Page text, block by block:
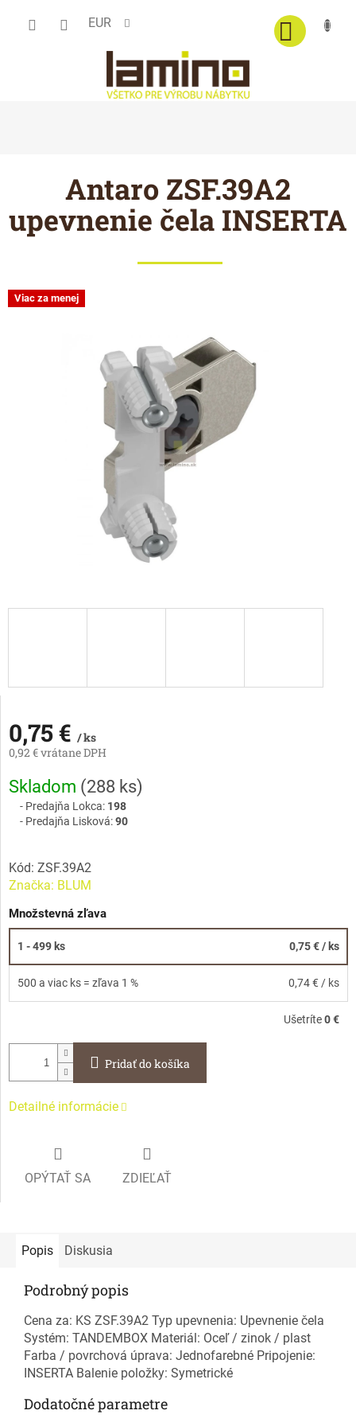
EUR
Antaro ZSF.39A2
upevnenie čela INSERTA
Viac za menej
0,75 € / ks
0,92 € vrátane DPH
Jednotková
cena:
Skladom (288 ks)
Predajňa Lokca: 198
Predajňa Lisková:90
Kód: ZSF.39A2
Značka: BLUM
Množstevná zľava
1 - 499 ks 0,75 €/ ks
500 a viac ks = zľava 1 % 0,74 € / ks
Ušetríte0 €
Pridať do košíka
Detailné informácie
OPÝTAŤ SA ZDIEĽAŤ
Popis Diskusia
Podrobný popis
Cena za: KS ZSF.39A2 Typ upevnenia: Upevnenie čela
Systém: TANDEMBOX Materiál: Oceľ / zinok / plast
Farba / povrchová úprava: Jednofarebné Pripojenie:
INSERTA Balenie položky: Symetrické
Dodatočné parametre